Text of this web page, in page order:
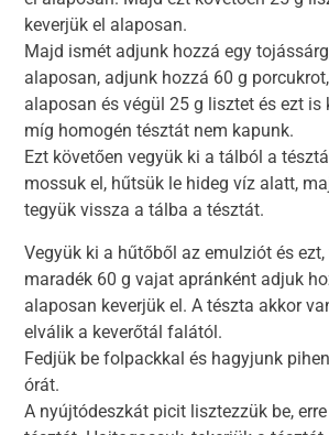
keverjük el alaposan.
Majd ismét adjunk hozzá egy
alaposan, adjunk hozzá 60 g
alaposan és végül 25 g lisztet és ezt is
míg homogén tésztát nem kapunk.
Ezt követően vegyük ki a tálból a
mossuk el, hűtsük le hideg víz alatt,
tegyük vissza a tálba a tésztát.
Vegyük ki a hűtőből az emulziót és
maradék 60 g vajat apránként adjuk
alaposan keverjük el. A tészta akkor
elválik a keverőtál falától.
Fedjük be folpackkal és hagyjunk
órát.
A nyújtódeszkát picit lisztezzük be,